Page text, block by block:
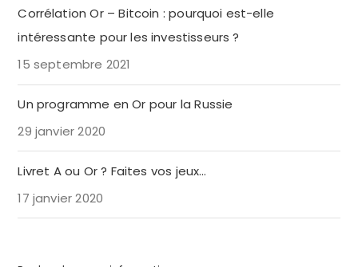
Corrélation Or – Bitcoin : pourquoi est-elle
intéressante pour les investisseurs ?
15 septembre 2021
Un programme en Or pour la Russie
29 janvier 2020
Livret A ou Or ? Faites vos jeux…
17 janvier 2020